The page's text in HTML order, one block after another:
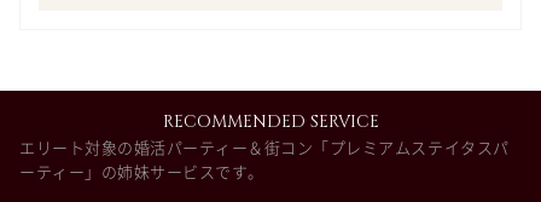
RECOMMENDED SERVICE
エリート対象の婚活パーティー＆街コン「プレミアムステイタスパ
ーティー」の姉妹サービスです。